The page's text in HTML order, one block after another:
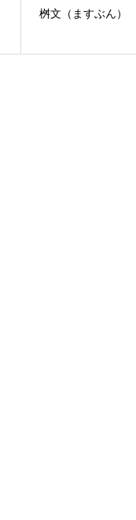
桝文（ますぶん）